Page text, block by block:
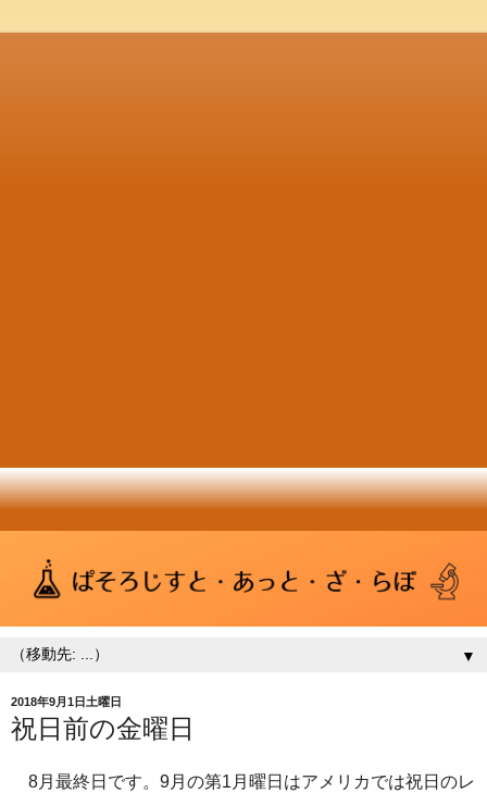
▼
2018年9月1日土曜日
祝日前の金曜日
8月最終日です。9月の第1月曜日はアメリカでは祝日のレ